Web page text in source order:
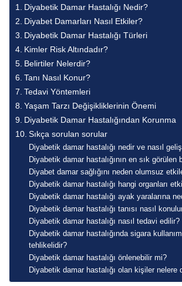
Diyabetik Damar Hastalığı Nedir?
Diyabet Damarları Nasıl Etkiler?
Diyabetik Damar Hastalığı Türleri
Kimler Risk Altındadır?
Belirtiler Nelerdir?
Tanı Nasıl Konur?
Tedavi Yöntemleri
Yaşam Tarzı Değişikliklerinin Önemi
Diyabetik Damar Hastalığından Korunma
Sıkça sorulan sorular
Diyabetik damar hastalığı nedir ve nasıl
Diyabetik damar hastalığının en sık görülen
Diyabet damar sağlığını neden olumsuz
Diyabetik damar hastalığı hangi organları
Diyabetik damar hastalığı ayak yaralarına
Diyabetik damar hastalığı tanısı nasıl
Diyabetik damar hastalığı nasıl tedavi edilir?
Diyabetik damar hastalığında sigara
tehlikelidir?
Diyabetik damar hastalığı önlenebilir mi?
Diyabetik damar hastalığı olan kişiler nelere